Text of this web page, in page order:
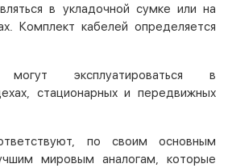
в укладочной сумке или на
Комплект кабелей определяется
эксплуатироваться в
стационарных и передвижных
по своим основным
мировым аналогам, которые